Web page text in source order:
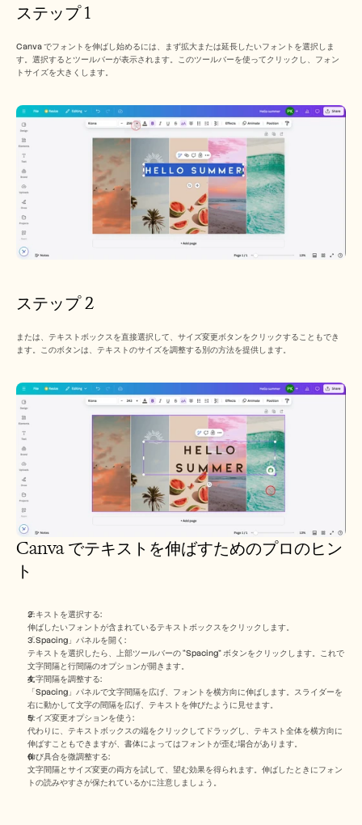
ステップ 1
Canva でフォントを伸ばし始めるには、まず拡大または延長したいフォントを選択しま
す。選択するとツールバーが表示されます。このツールバーを使ってクリックし、フォン
トサイズを大きくします。
ステップ 2
または、テキストボックスを直接選択して、サイズ変更ボタンをクリックすることもでき
ます。このボタンは、テキストのサイズを調整する別の方法を提供します。
Canva でテキストを伸ばすためのプロのヒン
ト
テキストを選択する:
伸ばしたいフォントが含まれているテキストボックスをクリックします。
「Spacing」パネルを開く:
テキストを選択したら、上部ツールバーの “Spacing” ボタンをクリックします。これで
文字間隔と行間隔のオプションが開きます。
文字間隔を調整する:
「Spacing」パネルで文字間隔を広げ、フォントを横方向に伸ばします。スライダーを
右に動かして文字の間隔を広げ、テキストを伸びたように見せます。
サイズ変更オプションを使う:
代わりに、テキストボックスの端をクリックしてドラッグし、テキスト全体を横方向に
伸ばすこともできますが、書体によってはフォントが歪む場合があります。
伸び具合を微調整する:
文字間隔とサイズ変更の両方を試して、望む効果を得られます。伸ばしたときにフォン
トの読みやすさが保たれているかに注意しましょう。